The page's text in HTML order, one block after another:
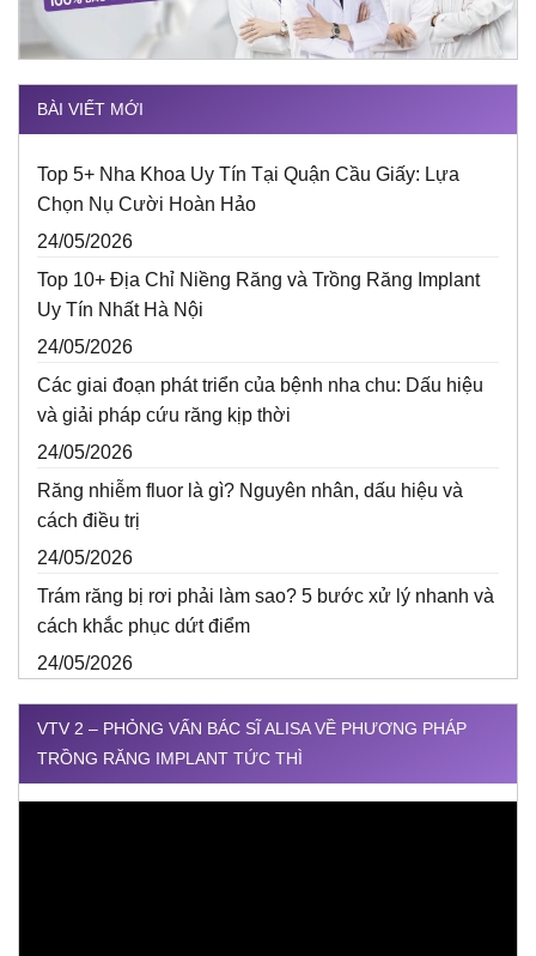
BÀI VIẾT MỚI
Top 5+ Nha Khoa Uy Tín Tại Quận Cầu Giấy: Lựa
Chọn Nụ Cười Hoàn Hảo
24/05/2026
Top 10+ Địa Chỉ Niềng Răng và Trồng Răng Implant
Uy Tín Nhất Hà Nội
24/05/2026
Các giai đoạn phát triển của bệnh nha chu: Dấu hiệu
và giải pháp cứu răng kịp thời
24/05/2026
Răng nhiễm fluor là gì? Nguyên nhân, dấu hiệu và
cách điều trị
24/05/2026
Trám răng bị rơi phải làm sao? 5 bước xử lý nhanh và
cách khắc phục dứt điểm
24/05/2026
VTV 2 – PHỎNG VẤN BÁC SĨ ALISA VỀ PHƯƠNG PHÁP
TRỒNG RĂNG IMPLANT TỨC THÌ